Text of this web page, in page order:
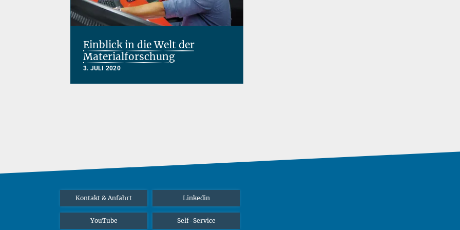
Einblick in die Welt der
Materialforschung
3. JULI 2020
Kontakt & Anfahrt Linkedin
YouTube Self-Service